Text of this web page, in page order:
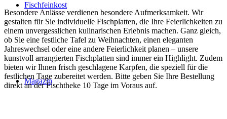
Fischfeinkost
Magazin
Besondere Anlässe verdienen besondere Aufmerksamkeit. Wir
gestalten für Sie individuelle Fischplatten, die Ihre Feierlichkeiten zu
einem unvergesslichen kulinarischen Erlebnis machen. Ganz gleich,
ob Sie eine festliche Tafel zu Weihnachten, einen eleganten
Jahreswechsel oder eine andere Feierlichkeit planen – unsere
kunstvoll arrangierten Fischplatten sind immer ein Highlight. Zudem
bieten wir Ihnen frisch geschlagene Karpfen, die speziell für die
festlichen Tage zubereitet werden. Bitte geben Sie Ihre Bestellung
direkt an der Fischtheke 10 Tage im Voraus auf.